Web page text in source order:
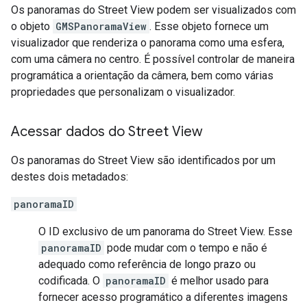
Os panoramas do Street View podem ser visualizados com
o objeto GMSPanoramaView . Esse objeto fornece um
visualizador que renderiza o panorama como uma esfera,
com uma câmera no centro. É possível controlar de maneira
programática a orientação da câmera, bem como várias
propriedades que personalizam o visualizador.
Acessar dados do Street View
Os panoramas do Street View são identificados por um
destes dois metadados:
panoramaID
O ID exclusivo de um panorama do Street View. Esse
panoramaID pode mudar com o tempo e não é
adequado como referência de longo prazo ou
codificada. O panoramaID é melhor usado para
fornecer acesso programático a diferentes imagens